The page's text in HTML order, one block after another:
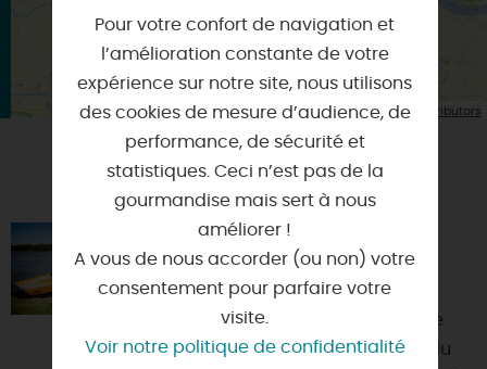
Leaflet| Map data © OpenStreetMap contributors
VOUS AIMEREZ AUSSI
PASSEURS DE LOIRE - L'ALOSE
45110 - SIGLOY
Toute l'année, les Passeurs de Loire
vous embarquent à la rencontre du
Pour votre confort de navigation et
l’amélioration constante de votre
expérience sur notre site, nous utilisons
des cookies de mesure d’audience, de
performance, de sécurité et
statistiques. Ceci n’est pas de la
gourmandise mais sert à nous
améliorer !
A vous de nous accorder (ou non) votre
consentement pour parfaire votre
visite.
Voir notre politique de confidentialité